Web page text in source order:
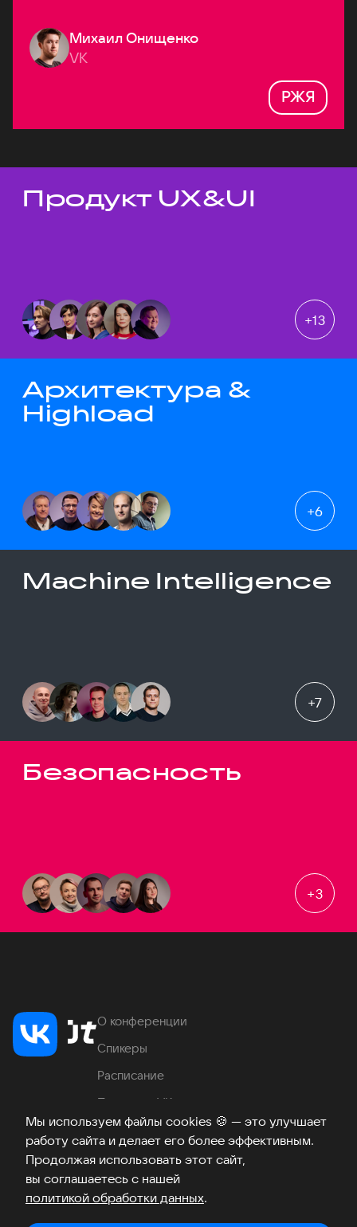
Мы используем файлы cookies 🍪 — это улучшает
работу сайта и делает его более эффективным.
Продолжая использовать этот сайт,
вы соглашаетесь с нашей
политикой обработки данных.
Михаил Онищенко
VK
РЖЯ
Темы докладов
Продукт UX&UI
+13
Архитектура &
Highload
+6
Machine Intelligence
+7
Безопасность
+3
О конференции
Спикеры
Расписание
Продукты VK
Место проведения
Часто задаваемые вопросы
ТелеграмВКонтакте
Хабр
Возникли вопросы? ©2026